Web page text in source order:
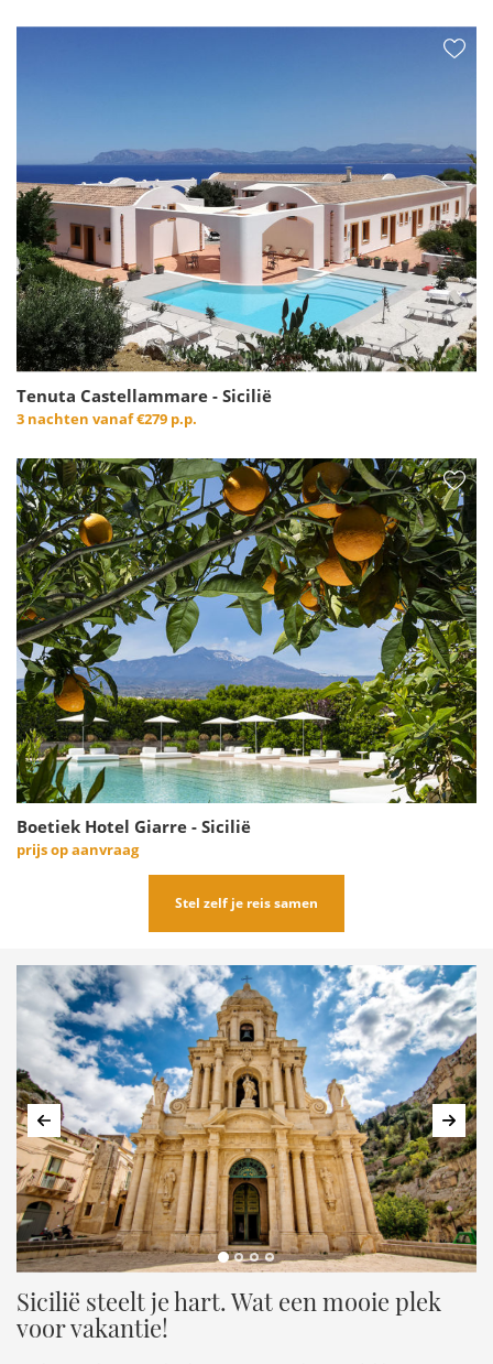
Tenuta Castellammare - Sicilië
3 nachten vanaf€279 p.p.
Boetiek Hotel Giarre - Sicilië
prijs op aanvraag
Stel zelf je reis samen
Vorige
Sicilië steelt je hart. Wat een mooie plek
voor vakantie!